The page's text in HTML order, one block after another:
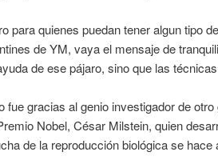
para quienes puedan tener algun tipo
de YM, vaya el mensaje de
de ese pájaro, sino que las
fue gracias al genio investigador de
Nobel, César Milstein, quien
de la reproducción biológica se hace